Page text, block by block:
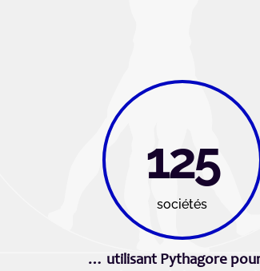
125
sociétés
… utilisant Pythagore